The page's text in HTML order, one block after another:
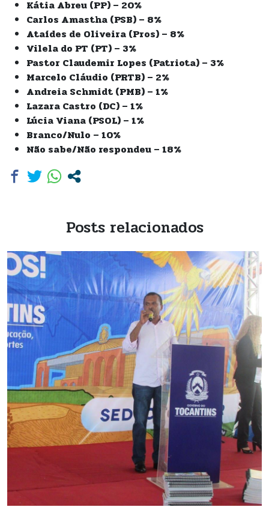
Kátia Abreu (PP) – 20%
Carlos Amastha (PSB) – 8%
Ataídes de Oliveira (Pros) – 8%
Vilela do PT (PT) – 3%
Pastor Claudemir Lopes (Patriota) – 3%
Marcelo Cláudio (PRTB) – 2%
Andreia Schmidt (PMB) – 1%
Lazara Castro (DC) – 1%
Lúcia Viana (PSOL) – 1%
Branco/Nulo – 10%
Não sabe/Não respondeu – 18%
Posts relacionados